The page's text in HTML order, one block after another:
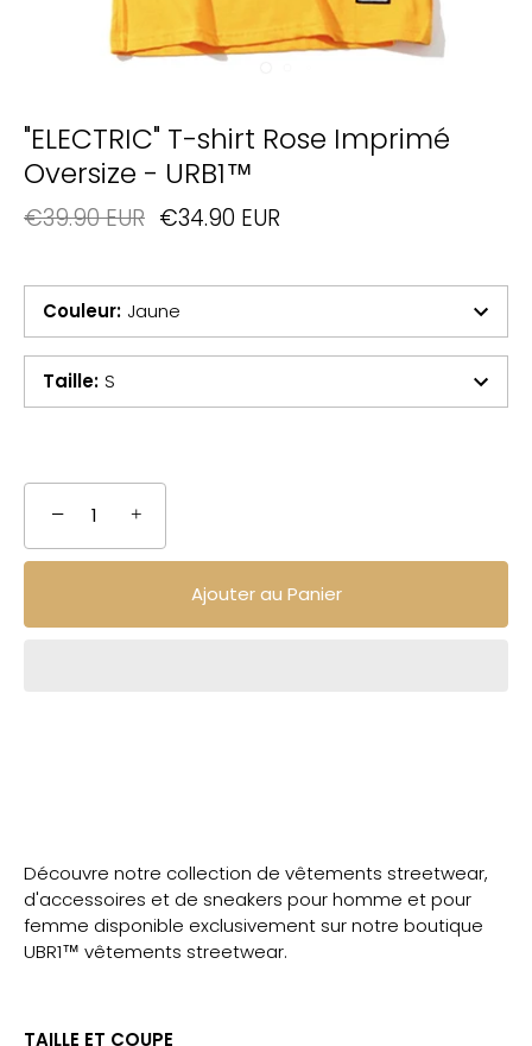
"ELECTRIC" T-shirt Rose Imprimé
Oversize - URB1™
€39.90 EUR €34.90 EUR
Couleur: Jaune
Taille: S
− +
Ajouter au Panier
Découvre notre collection de vêtements streetwear,
d'accessoires et de sneakers pour homme et pour
femme disponible exclusivement sur notre boutique
UBR1™ vêtements streetwear.
TAILLE ET COUPE